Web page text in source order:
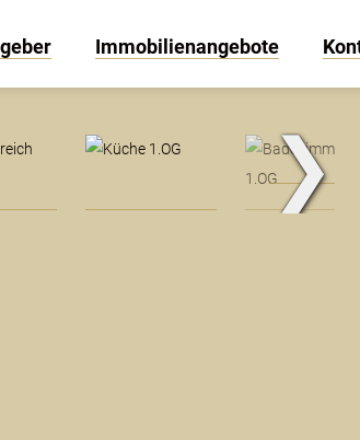
Immobilienangebote
Wohnbereich 1.OG
❯